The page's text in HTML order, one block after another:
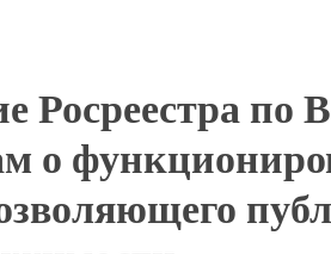
Росреестра по
о